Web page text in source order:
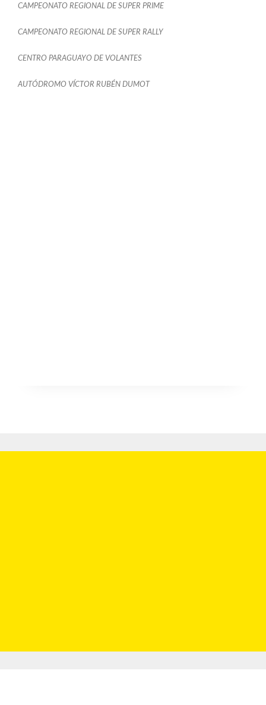
CAMPEONATO REGIONAL DE SUPER PRIME
CAMPEONATO REGIONAL DE SUPER RALLY
CENTRO PARAGUAYO DE VOLANTES
AUTÓDROMO VÍCTOR RUBÉN DUMOT